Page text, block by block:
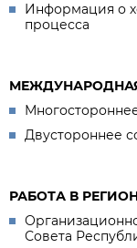
Информация о
процесса
Двустороннее
РАБОТА В
Совета